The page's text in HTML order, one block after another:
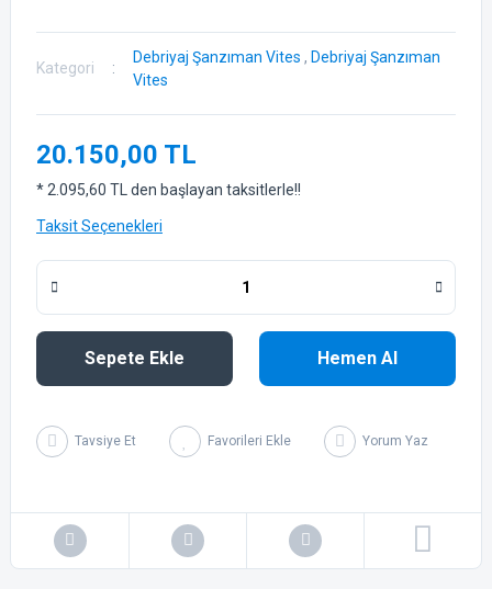
Kategori
Debriyaj Şanzıman Vites , Debriyaj Şanzıman
Vites
20.150,00 TL
* 2.095,60 TL den başlayan taksitlerle!!
Taksit Seçenekleri
Sepete Ekle Hemen Al
Tavsiye Et Yorum Yaz